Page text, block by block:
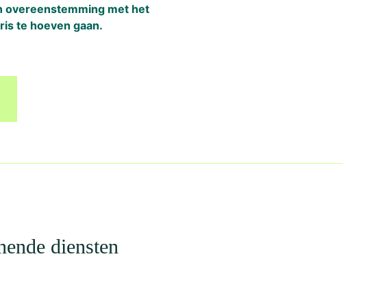
overeenstemming met het
te hoeven gaan.
diensten